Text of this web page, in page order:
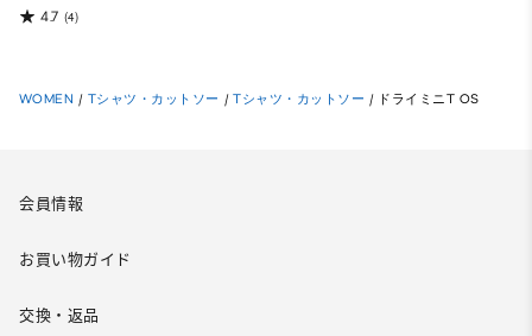
4.7 (4)
WOMEN / Tシャツ・カットソー / Tシャツ・カットソー / ドライミニT OS
会員情報
お買い物ガイド
交換・返品